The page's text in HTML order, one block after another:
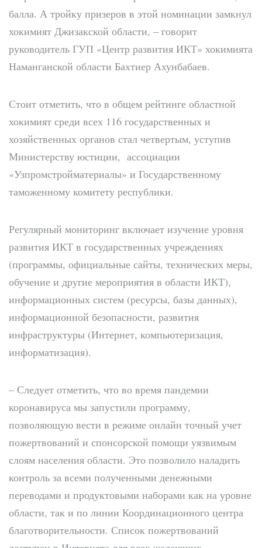
балла. А тройку призеров в этой номинации замкнул
хокимият Джизакской области, – говорит
руководитель ГУП «Центр развития ИКТ» хокимията
Наманганской области Бахтиер Ахунбабаев.
Стоит отметить, что в общем рейтинге областной
хокимият среди всех 116 государственных и
хозяйственных органов стал четвертым, уступив
Министерству юстиции, ассоциации
«Узпромстройматериалы» и Государственному
таможенному комитету республики.
Регулярный мониторинг включает изучение уровня
развития ИКТ в государственных учреждениях
(программы, официальные сайты, технических меры,
обучение и другие мероприятия в области ИКТ),
информационных систем (ресурсы, базы данных),
информационной безопасности, развития
инфраструктуры (Интернет, компьютеризация,
информатизация).
– Следует отметить, что во время пандемии
коронавируса мы запустили программу,
позволяющую вести в режиме онлайн точный учет
пожертвований и спонсорской помощи уязвимым
слоям населения области. Это позволило наладить
контроль за всеми полученными денежными
переводами и продуктовыми наборами как на уровне
области, так и по линии Координационного центра
благотворительности. Список пожертвований